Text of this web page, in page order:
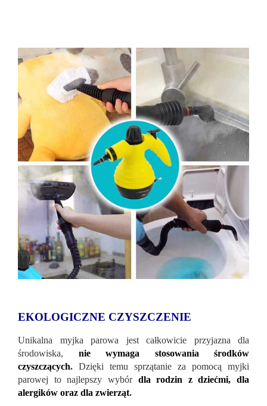
EKOLOGICZNE CZYSZCZENIE
Unikalna myjka parowa jest całkowicie przyjazna dla
środowiska, nie wymaga stosowania środków
czyszczących. Dzięki temu sprzątanie za pomocą myjki
parowej to najlepszy wybór dla rodzin z dziećmi, dla
alergików oraz dla zwierząt.